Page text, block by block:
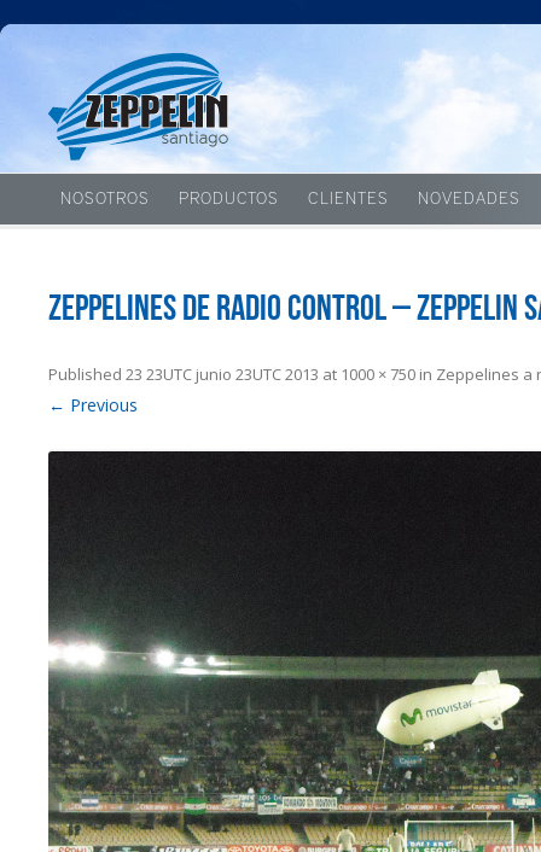
NOSOTROS PRODUCTOS CLIENTES NOVEDADES
Zeppelines de radio control – Zeppelin
Published 23 23UTC junio 23UTC 2013 at 1000 × 750 in Zeppelines a
← Previous